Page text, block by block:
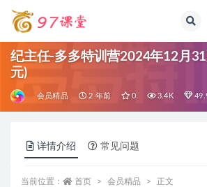
纪主任-多多特训营2024年12月
元)
会员精品 2 年前 0 3.4K
详情介绍 常见问题
当前位置： 首页 会员精品 正文